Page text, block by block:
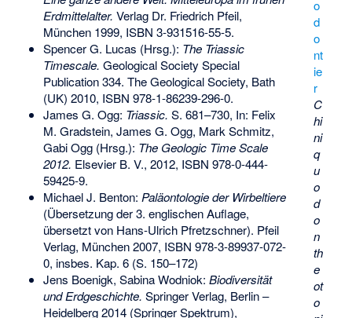
o
d
o
nt
ie
r
C
hi
ni
q
u
o
d
o
n
th
e
ot
o
Erdmittelalter. Verlag Dr. Friedrich Pfeil,
München 1999, ISBN 3-931516-55-5.
Spencer G. Lucas (Hrsg.): The Triassic
Timescale. Geological Society Special
Publication 334. The Geological Society, Bath
(UK) 2010, ISBN 978-1-86239-296-0.
James G. Ogg: Triassic. S. 681–730, In: Felix
M. Gradstein, James G. Ogg, Mark Schmitz,
Gabi Ogg (Hrsg.): The Geologic Time Scale
2012. Elsevier B. V., 2012, ISBN 978-0-444-
59425-9.
Michael J. Benton: Paläontologie der Wirbeltiere
(Übersetzung der 3. englischen Auflage,
übersetzt von Hans-Ulrich Pfretzschner). Pfeil
Verlag, München 2007, ISBN 978-3-89937-072-
0, insbes. Kap. 6 (S. 150–172)
Jens Boenigk, Sabina Wodniok: Biodiversität
und Erdgeschichte. Springer Verlag, Berlin –
Heidelberg 2014 (Springer Spektrum),